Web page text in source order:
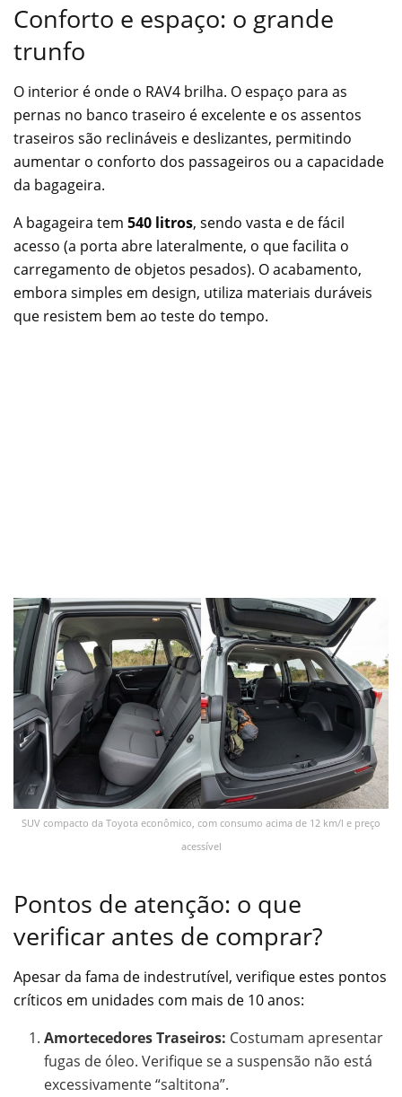
Conforto e espaço: o grande
trunfo
O interior é onde o RAV4 brilha. O espaço para as
pernas no banco traseiro é excelente e os assentos
traseiros são reclináveis e deslizantes, permitindo
aumentar o conforto dos passageiros ou a capacidade
da bagageira.
A bagageira tem 540 litros, sendo vasta e de fácil
acesso (a porta abre lateralmente, o que facilita o
carregamento de objetos pesados). O acabamento,
embora simples em design, utiliza materiais duráveis
que resistem bem ao teste do tempo.
SUV compacto da Toyota econômico, com consumo acima de 12 km/l e preço
acessível
Pontos de atenção: o que
verificar antes de comprar?
Apesar da fama de indestrutível, verifique estes pontos
críticos em unidades com mais de 10 anos:
Amortecedores Traseiros: Costumam apresentar
fugas de óleo. Verifique se a suspensão não está
excessivamente “saltitona”.